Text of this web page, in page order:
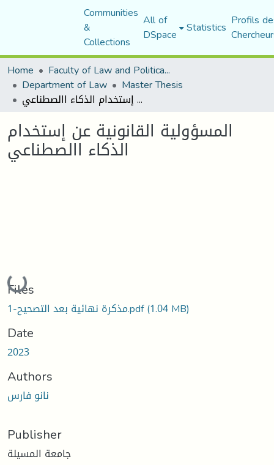
Communities
&
Collections
All of
DSpace Statistics Profils
Home
Faculty of Law and Political Science
Department of Law Master Thesis
المسؤولية القانونية عن إستخدام الذكاء االصطناعي
المسؤولية القانونية عن إستخدام
الذكاء االصطناعي
Loading...
Files
مذكرة نهائية بعد التصحيح-1.pdf(1.04 MB)
Date
2023
Authors
نانو فارس
Publisher
جامعة المسيلة